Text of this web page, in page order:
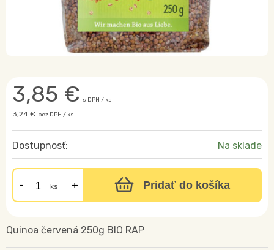
3,85 € s DPH / ks
3,24 € bez DPH / ks
Dostupnosť: Na sklade
ks Pridať do košíka
Quinoa červená 250g BIO RAP